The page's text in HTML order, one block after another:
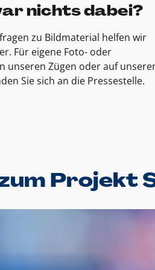
nichts dabei?
zu Bildmaterial helfen wir
Für eigene Foto- oder
unseren Zügen oder auf
Sie sich an die Pressestelle.
Projekt